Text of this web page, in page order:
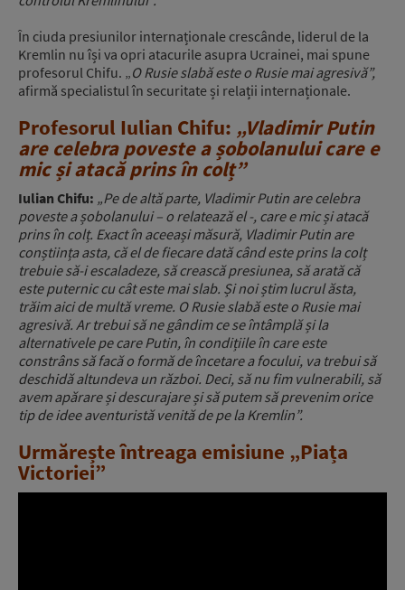
În ciuda presiunilor internaționale crescânde, liderul de la
Kremlin nu își va opri atacurile asupra Ucrainei, mai spune
profesorul Chifu. „O Rusie slabă este o Rusie mai agresivă”,
afirmă specialistul în securitate și relații internaționale.
Profesorul Iulian Chifu: „Vladimir Putin
are celebra poveste a șobolanului care e
mic și atacă prins în colț”
Iulian Chifu: „Pe de altă parte, Vladimir Putin are celebra
poveste a șobolanului – o relatează el -, care e mic și atacă
prins în colț. Exact în aceeași măsură, Vladimir Putin are
conștiința asta, că el de fiecare dată când este prins la colț
trebuie să-i escaladeze, să crească presiunea, să arată că
este puternic cu cât este mai slab. Și noi știm lucrul ăsta,
trăim aici de multă vreme. O Rusie slabă este o Rusie mai
agresivă. Ar trebui să ne gândim ce se întâmplă și la
alternativele pe care Putin, în condițiile în care este
constrâns să facă o formă de încetare a focului, va trebui să
deschidă altundeva un război. Deci, să nu fim vulnerabili, să
avem apărare și descurajare și să putem să prevenim orice
tip de idee aventuristă venită de pe la Kremlin”.
Urmărește întreaga emisiune „Piața
Victoriei”